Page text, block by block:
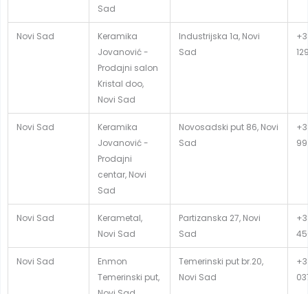
Sad
Novi Sad
Keramika
Jovanović -
Prodajni salon
Kristal doo,
Novi Sad
Industrijska 1a, Novi
Sad
Novi Sad
Keramika
Jovanović -
Prodajni
centar, Novi
Sad
Novosadski put 86, Novi
Sad
Novi Sad
Kerametal,
Novi Sad
Partizanska 27, Novi
Sad
Novi Sad
Enmon
Temerinski put,
Temerinski put br.20,
Novi Sad